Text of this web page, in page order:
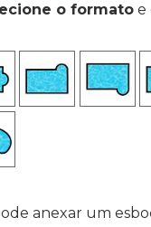
o formatoe
anexar um